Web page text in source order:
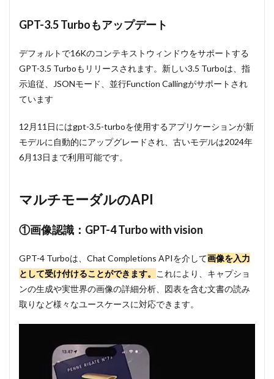
価格
の引
げ
5.2
レー
ト制
限の
上げ
6
自分
だけの
きる
「GPTs」
6.1
GPTs
は？
6.2
GPT
Store
リー
6.3
プラ
GPT-3.5 Turboもアップデート
デフォルトで16Kのコンテキストウィンドウをサポートする
GPT-3.5 Turboもリリースされます。新しい3.5 Turboは、指
示追従、JSONモード、並行Function Callingがサポートされ
ています
12月11日にはgpt-3.5-turboを使用するアプリケーションが新
モデルに自動的にアップグレードされ、古いモデルは2024年
6月13日まで利用可能です。
マルチモーダルのAPI
①画像認識：GPT-4 Turbo with vision
GPT-4 Turboは、Chat Completions APIを介して画像を入力
として受け付けることができます。
これにより、キャプショ
ンの生成や実世界の画像の詳細分析、図表を含む文書の読み
取りなど様々なユースケースに対応できます。